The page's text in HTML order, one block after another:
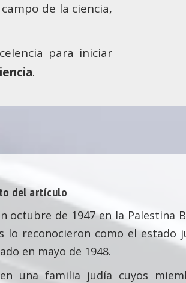
de la ciencia,
para iniciar
.
del artículo
octubre de 1947 en la Palestina
lo reconocieron como el
en mayo de 1948.
una familia judía cuyos